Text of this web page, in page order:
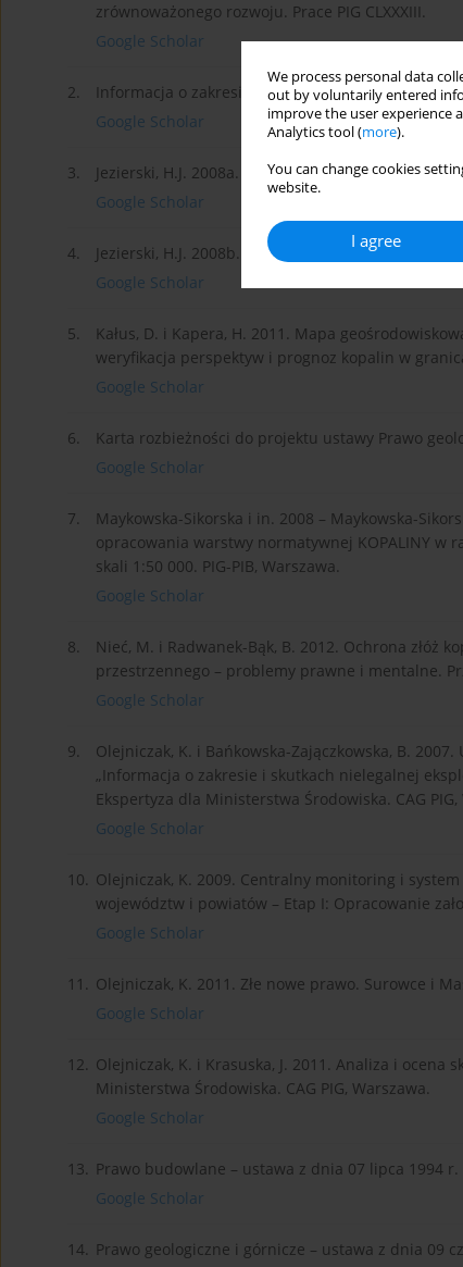
We process personal data
out by voluntarily entered
improve the user experience
Analytics tool (more).
You can change cookies
website.
I agree
zrównoważonego rozwoju. Prace PIG CLXXXIII.
Google Scholar
2.
Informacja o zakresie i skutkach nielegalnie
Google Scholar
3.
Jezierski, H.J. 2008a. Po pierwsze prawo. Przegląd
Google Scholar
4.
Jezierski, H.J. 2008b. Swobodniej w litosferze.
Google Scholar
5.
Kałus, D. i Kapera, H. 2011. Mapa
weryfikacja perspektyw i prognoz kopalin w
Google Scholar
6.
Karta rozbieżności do projektu ustawy Prawo
Google Scholar
7.
Maykowska-Sikorska i in. 2008 – Maykowska-
opracowania warstwy normatywnej KOPALINY w
skali 1:50 000. PIG-PIB, Warszawa.
Google Scholar
8.
Nieć, M. i Radwanek-Bąk, B. 2012. Ochrona złóż
przestrzennego – problemy prawne i mentalne.
Google Scholar
9.
Olejniczak, K. i Bańkowska-Zajączkowska, B.
„Informacja o zakresie i skutkach nielegalnej
Ekspertyza dla Ministerstwa Środowiska. CAG PIG,
Google Scholar
10. Olejniczak, K. 2009. Centralny monitoring i
województw i powiatów – Etap I: Opracowanie
Google Scholar
11. Olejniczak, K. 2011. Złe nowe prawo. Surowce i
Google Scholar
12. Olejniczak, K. i Krasuska, J. 2011. Analiza i
Ministerstwa Środowiska. CAG PIG, Warszawa.
Google Scholar
13. Prawo budowlane – ustawa z dnia 07 lipca 1994
Google Scholar
14. Prawo geologiczne i górnicze – ustawa z dnia 09